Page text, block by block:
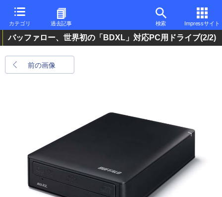
カテゴリ 過去記事 検索 Impressサイト
バッファロー、世界初の「BDXL」対応PC用ドライブ(2/2)
前の画像